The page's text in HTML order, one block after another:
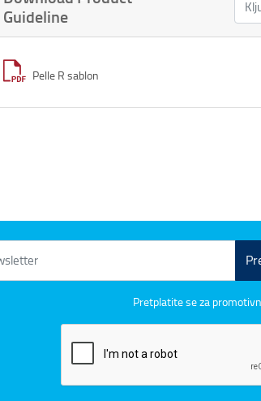
Guideline
Pelle R sablon
Pretplatite se za